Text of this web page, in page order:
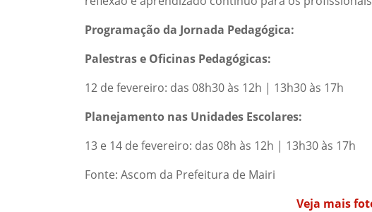
Programação da Jornada Pedagógica:
Palestras e Oficinas Pedagógicas:
12 de fevereiro: das 08h30 às 12h | 13h30 às 17h
Planejamento nas Unidades Escolares:
13 e 14 de fevereiro: das 08h às 12h | 13h30 às 17h
Fonte: Ascom da Prefeitura de Mairi
Veja mais